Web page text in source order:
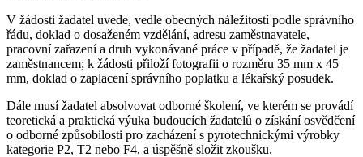
V žádosti žadatel uvede, vedle obecných náležitostí podle správního
řádu, doklad o dosaženém vzdělání, adresu zaměstnavatele,
pracovní zařazení a druh vykonávané práce v případě, že žadatel je
zaměstnancem; k žádosti přiloží fotografii o rozměru 35 mm x 45
mm, doklad o zaplacení správního poplatku a lékařský posudek.
Dále musí žadatel absolvovat odborné školení, ve kterém se provádí
teoretická a praktická výuka budoucích žadatelů o získání osvědčení
o odborné způsobilosti pro zacházení s pyrotechnickými výrobky
kategorie P2, T2 nebo F4, a úspěšně složit zkoušku.